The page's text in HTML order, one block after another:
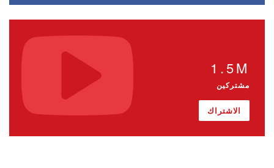
1.5M
مشتركين
الاشتراك